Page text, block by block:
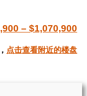
– $1,070,900
， 点击查看附近的楼盘